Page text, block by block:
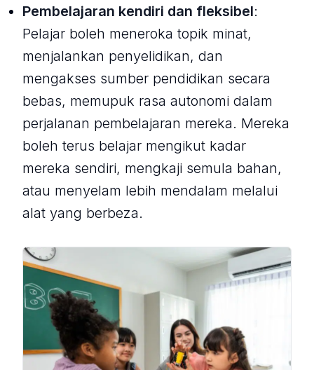
Pembelajaran kendiri dan fleksibel:
Pelajar boleh meneroka topik minat,
menjalankan penyelidikan, dan
mengakses sumber pendidikan secara
bebas, memupuk rasa autonomi dalam
perjalanan pembelajaran mereka. Mereka
boleh terus belajar mengikut kadar
mereka sendiri, mengkaji semula bahan,
atau menyelam lebih mendalam melalui
alat yang berbeza.